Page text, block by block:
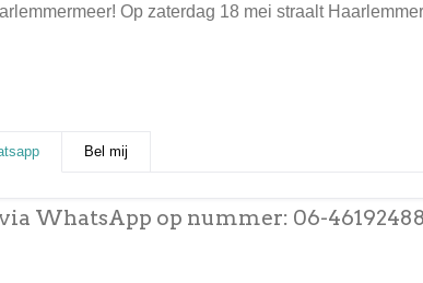
Op zaterdag 18 mei straalt
(actieve tabblad)
Bel mij
WhatsApp op nummer: 06-46192488